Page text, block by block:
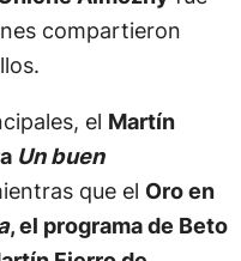
compartieron
el Martín
Un buen
que el Oro en
, el programa de Beto